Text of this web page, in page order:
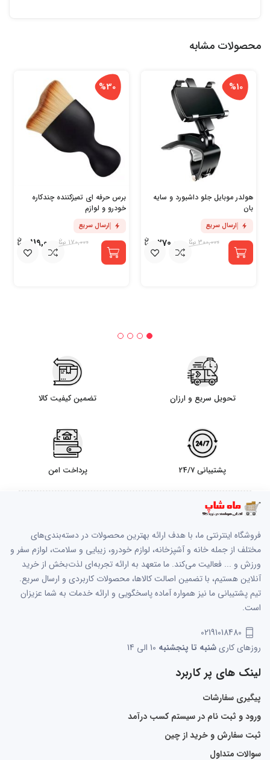
محصولات مشابه
%10
هولدر موبایل جلو داشبورد و سایه
بان
ارسال سریع
300,000
270,000
%30
برس حرفه ای تمیزکننده چندکاره
خودرو و لوازم
ارسال سریع
170,000
119,000
تحویل سریع و ارزان تضمین کیفیت کالا
پشتیبانی 24/7 پرداخت امن
فروشگاه اینترنتی ما، با هدف ارائه بهترین محصولات در دسته‌بندی‌های
مختلف از جمله خانه و آشپزخانه، لوازم خودرو، زیبایی و سلامت، لوازم سفر و
ورزش و ... فعالیت می‌کند. ما متعهد به ارائه تجربه‌ای لذت‌بخش از خرید
آنلاین هستیم، با تضمین اصالت کالاها، محصولات کاربردی و ارسال سریع.
تیم پشتیبانی ما نیز همواره آماده پاسخگویی و ارائه خدمات به شما عزیزان
است.
02191018480
روزهای کاریشنبه تا پنجشنبه
لینک های پر کاربرد
پیگیری سفارشات
ورود و ثبت نام در سیستم کسب درآمد
ثبت سفارش و خرید از چین
سوالات متداول